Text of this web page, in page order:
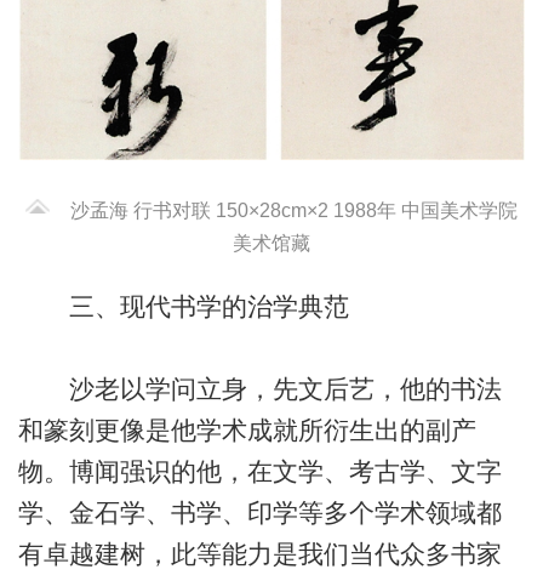
沙孟海 行书对联 150×28cm×2 1988年 中国美术学院
美术馆藏
三、现代书学的治学典范
沙老以学问立身，先文后艺，他的书法
和篆刻更像是他学术成就所衍生出的副产
物。博闻强识的他，在文学、考古学、文字
学、金石学、书学、印学等多个学术领域都
有卓越建树，此等能力是我们当代众多书家